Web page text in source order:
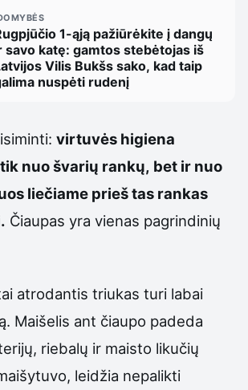
1-ąją pažiūrėkite į dangų
savo katę: gamtos stebėtojas iš
Vilis Bukšs sako, kad taip
nuspėti rudenį
virtuvės higiena
nuo švarių rankų, bet ir nuo
liečiame prieš tas rankas
Čiaupas yra vienas pagrindinių
atrodantis triukas turi labai
Maišelis ant čiaupo padeda
riebalų ir maisto likučių
leidžia nepalikti